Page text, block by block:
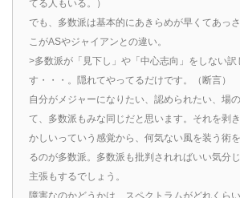
てる人もいる。）
でも、多数派は基本的にあきらめが早くてあっ
こがASやジャイアンとの違い。
>多数派が「見下し」や「中心志向」をしない訳
す・・・。隠れてやってるだけです。（断言）
自分がメジャーになりたい、認められたい、場
て、多数派もみな同じだと思います。それを剥
かしいっていう感覚から、何気ない風を装う術
るのが多数派。多数派も批判されればいい気分
主張もするでしょう。
障害なのかどうかは、スペクトラムがどれくら